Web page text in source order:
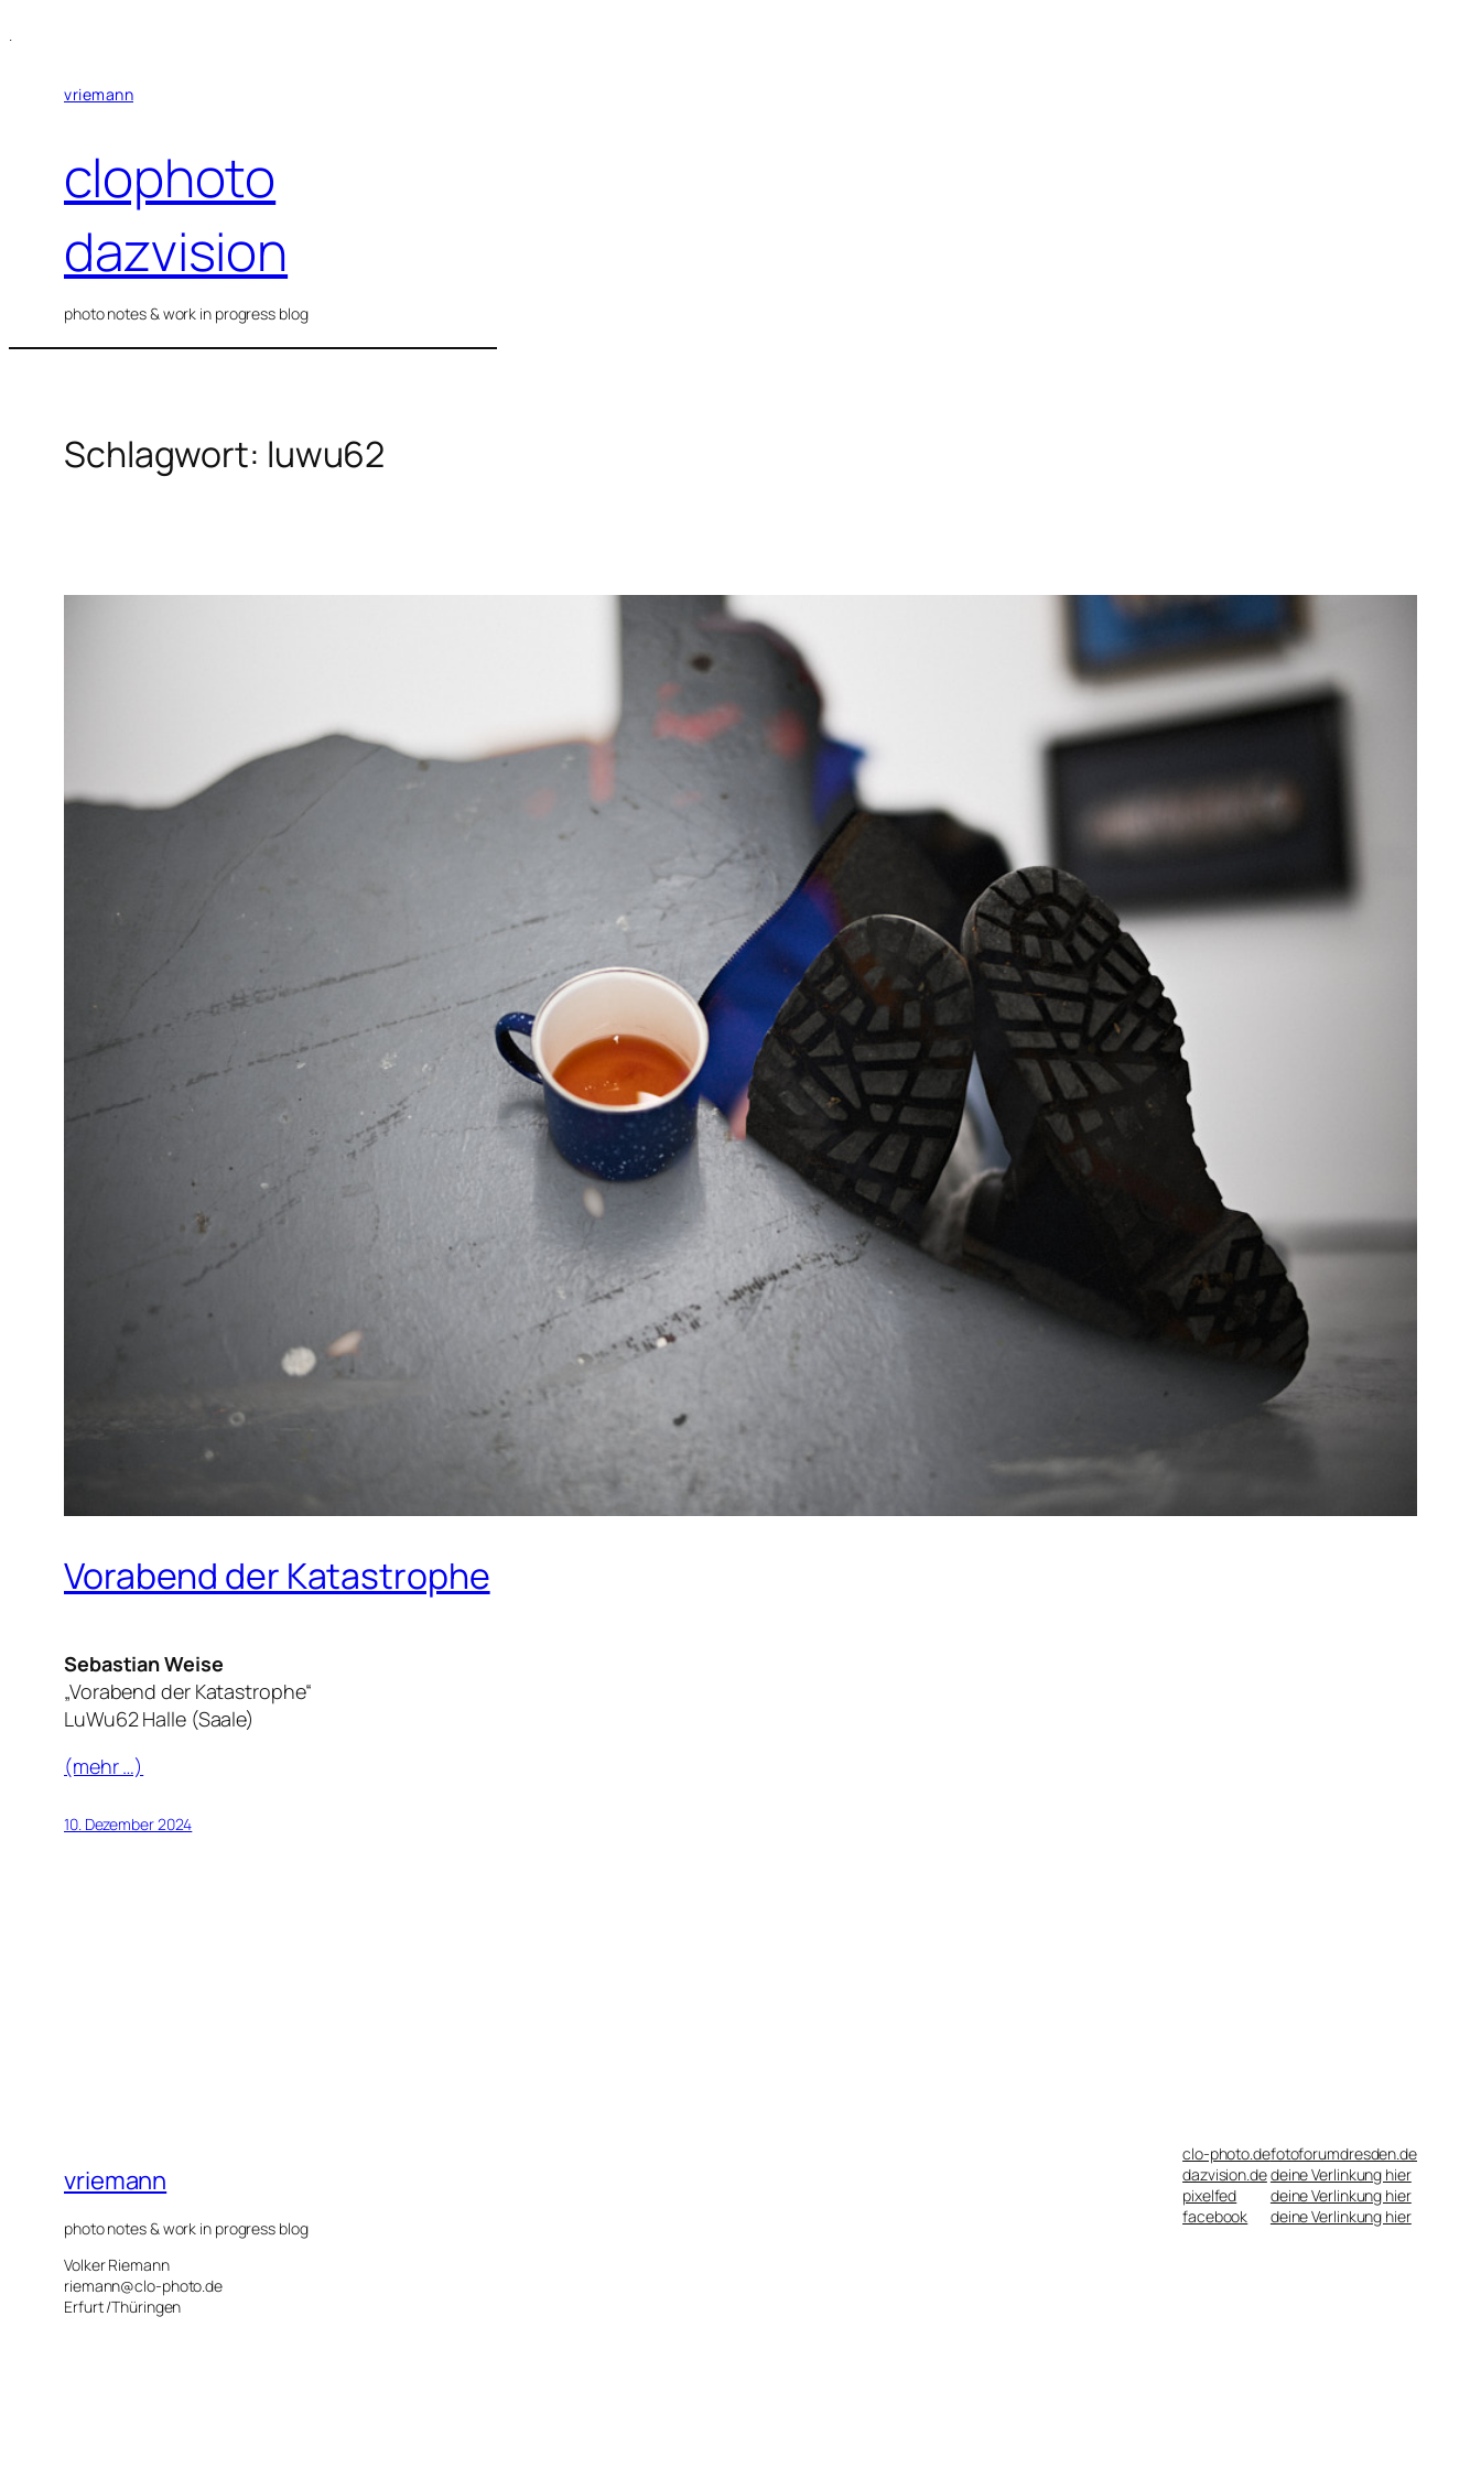
Inhalt
.
vriemann
clophoto
dazvision
photo notes & work in progress blog
Schlagwort: luwu62
Vorabend der Katastrophe
Sebastian Weise
„Vorabend der Katastrophe“
LuWu62 Halle (Saale)
(mehr …)
10. Dezember 2024
vriemann
photo notes & work in progress blog
Volker Riemann
riemann@clo-photo.de
Erfurt /Thüringen
clo-photo.de
dazvision.de
pixelfed
facebook
fotoforumdresden.de
deine Verlinkung hier
deine Verlinkung hier
deine Verlinkung hier